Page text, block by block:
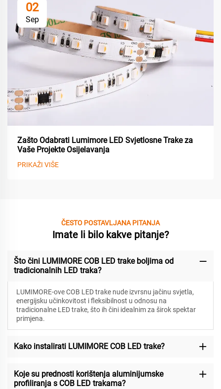
02
Sep
Zašto Odabrati Lumimore LED Svjetlosne Trake za
Vaše Projekte Osijelavanja
PRIKAŽI VIŠE
ČESTO POSTAVLJANA PITANJA
Imate li bilo kakve pitanje?
Što čini LUMIMORE COB LED trake boljima od
tradicionalnih LED traka?
LUMIMORE-ove COB LED trake nude izvrsnu jačinu svjetla,
energijsku učinkovitost i fleksibilnost u odnosu na
tradicionalne LED trake, što ih čini idealnim za širok spektar
primjena.
Kako instalirati LUMIMORE COB LED trake?
Koje su prednosti korištenja aluminijumske
profiliranja s COB LED trakama?